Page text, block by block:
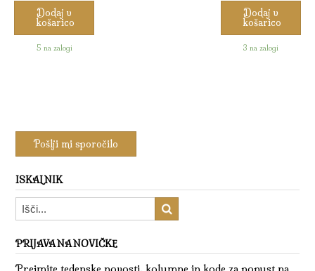
Dodaj v
košarico
5 na zalogi
Dodaj v
košarico
3 na zalogi
ISKALNIK
PRIJAVA NA NOVIČKE